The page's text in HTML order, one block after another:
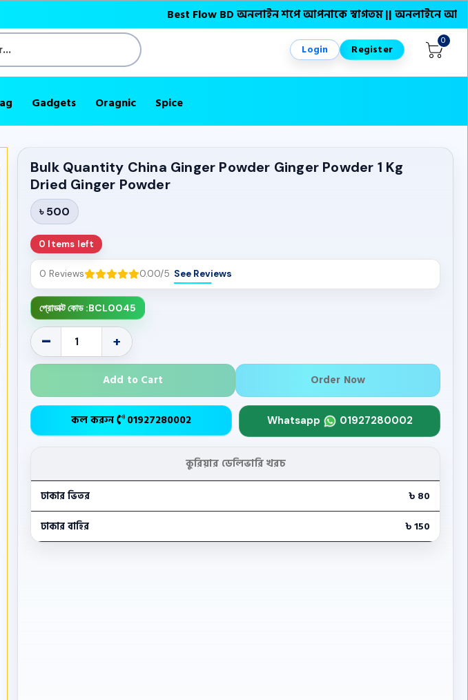
Best Flow BD অনলাইন শপে আপনাকে স্বাগতম || অনলাইনে আস্থা ও
Login Register
0
Gadgets Oragnic Spice
Bulk Quantity China Ginger Powder Ginger Powder 1 Kg
Dried Ginger Powder
৳ 500
0 Items left
0 Reviews 0.00/5 See Reviews
প্রোডাক্ট কোড :BCL0045
- +
Add to Cart Order Now
কল করুন 01927280002 Whatsapp 01927280002
কুরিয়ার ডেলিভারি খরচ
ঢাকার ভিতর
৳ 80
ঢাকার বাহির
৳ 150